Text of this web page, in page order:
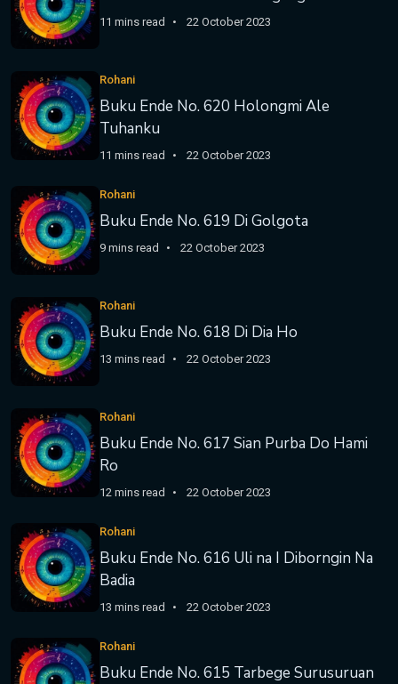
11 mins read 22 October 2023
Rohani
Buku Ende No. 620 Holongmi Ale
Tuhanku
11 mins read 22 October 2023
Rohani
Buku Ende No. 619 Di Golgota
9 mins read 22 October 2023
Rohani
Buku Ende No. 618 Di Dia Ho
13 mins read 22 October 2023
Rohani
Buku Ende No. 617 Sian Purba Do Hami
Ro
12 mins read 22 October 2023
Rohani
Buku Ende No. 616 Uli na I Diborngin Na
Badia
13 mins read 22 October 2023
Rohani
Buku Ende No. 615 Tarbege Surusuruan